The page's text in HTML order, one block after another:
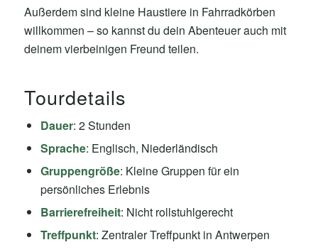
Außerdem sind kleine Haustiere in Fahrradkörben
willkommen – so kannst du dein Abenteuer auch mit
deinem vierbeinigen Freund teilen.
Tourdetails
Dauer: 2 Stunden
Sprache: Englisch, Niederländisch
Gruppengröße: Kleine Gruppen für ein
persönliches Erlebnis
Barrierefreiheit: Nicht rollstuhlgerecht
Treffpunkt: Zentraler Treffpunkt in Antwerpen